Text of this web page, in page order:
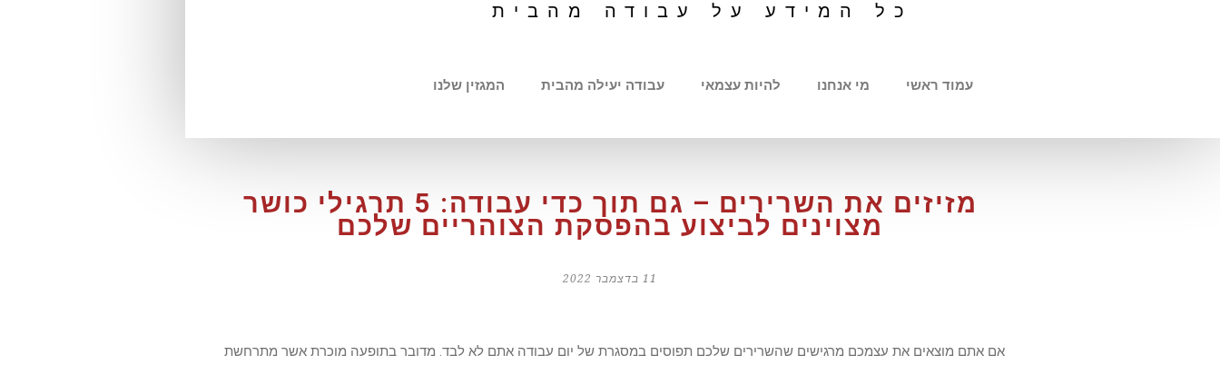
כל המידע על עבודה מהבית
עמוד ראשי מי אנחנו להיות עצמאי עבודה יעילה מהבית המגזין שלנו
מזיזים את השרירים – גם תוך כדי עבודה: 5 תרגילי כושר
מצוינים לביצוע בהפסקת הצוהריים שלכם
11 בדצמבר 2022
אם אתם מוצאים את עצמכם מרגישים שהשרירים שלכם תפוסים במסגרת של יום עבודה אתם לא לבד. מדובר בתופעה מוכרת אשר מתרחשת